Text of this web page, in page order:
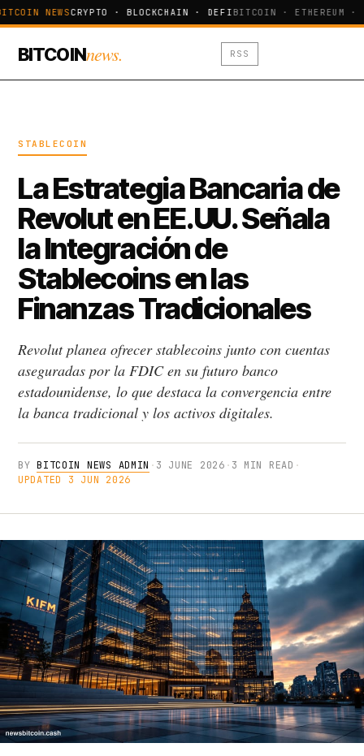
NEWSCRYPTO · BLOCKCHAIN · DEFIBITCOIN · ETHEREUM ·
BITCOINnews. RSS
STABLECOIN
La Estrategia Bancaria de
Revolut en EE.UU. Señala
la Integración de
Stablecoins en las
Finanzas Tradicionales
Revolut planea ofrecer stablecoins junto con cuentas
aseguradas por la FDIC en su futuro banco
estadounidense, lo que destaca la convergencia entre
la banca tradicional y los activos digitales.
BYBITCOIN NEWS ADMIN · 3 JUNE 2026 · 3 MIN READ ·
UPDATED 3 JUN 2026